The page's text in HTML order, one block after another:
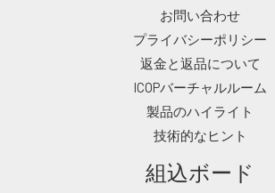
お問い合わせ
プライバシーポリシー
返金と返品について
ICOPバーチャルルーム
製品のハイライト
技術的なヒント
組込ボード